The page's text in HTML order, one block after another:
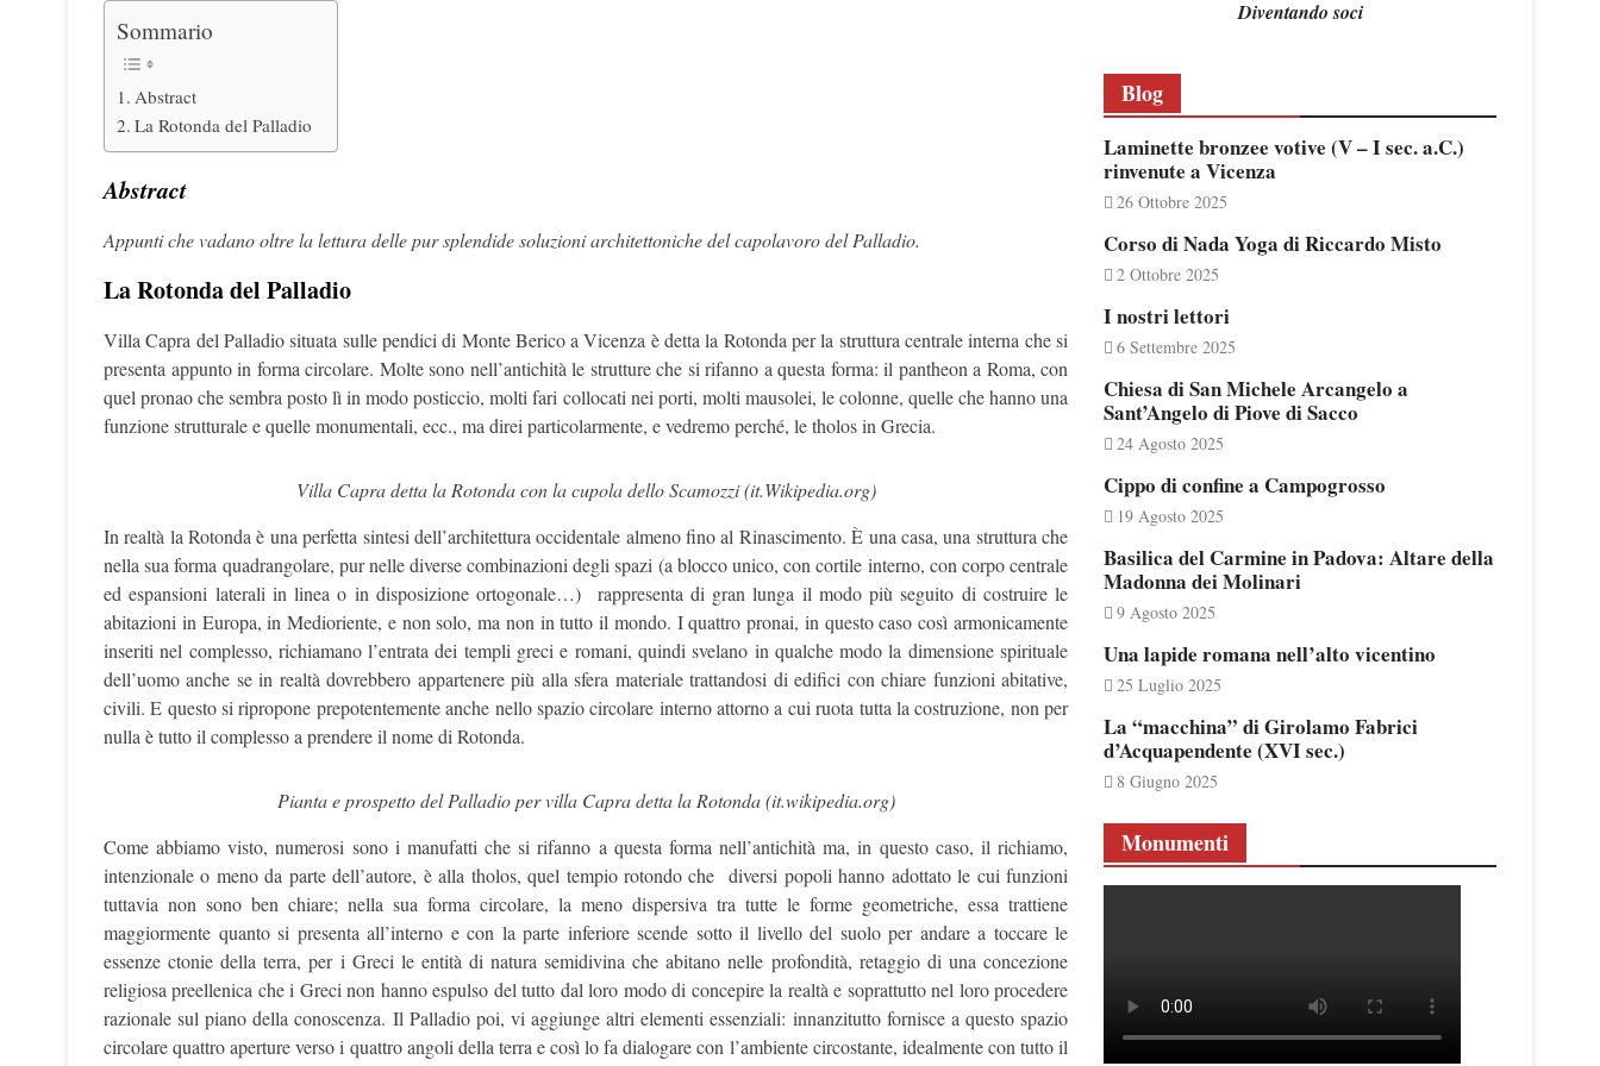
Sommario
Abstract
La Rotonda del Palladio
Abstract
Appunti che vadano oltre la lettura delle pur splendide soluzioni architettoniche del capolavoro del Palladio.
La Rotonda del Palladio
Villa Capra del Palladio situata sulle pendici di Monte Berico a Vicenza è detta la Rotonda per la struttura centrale interna che si
presenta appunto in forma circolare. Molte sono nell’antichità le strutture che si rifanno a questa forma: il pantheon a Roma, con
quel pronao che sembra posto lì in modo posticcio, molti fari collocati nei porti, molti mausolei, le colonne, quelle che hanno una
funzione strutturale e quelle monumentali, ecc., ma direi particolarmente, e vedremo perché, le tholos in Grecia.
Villa Capra detta la Rotonda con la cupola dello Scamozzi (it.Wikipedia.org)
In realtà la Rotonda è una perfetta sintesi dell’architettura occidentale almeno fino al Rinascimento. È una casa, una struttura che
nella sua forma quadrangolare, pur nelle diverse combinazioni degli spazi (a blocco unico, con cortile interno, con corpo centrale
ed espansioni laterali in linea o in disposizione ortogonale…) rappresenta di gran lunga il modo più seguito di costruire le
abitazioni in Europa, in Medioriente, e non solo, ma non in tutto il mondo. I quattro pronai, in questo caso così armonicamente
inseriti nel complesso, richiamano l’entrata dei templi greci e romani, quindi svelano in qualche modo la dimensione spirituale
dell’uomo anche se in realtà dovrebbero appartenere più alla sfera materiale trattandosi di edifici con chiare funzioni abitative,
civili. E questo si ripropone prepotentemente anche nello spazio circolare interno attorno a cui ruota tutta la costruzione, non per
nulla è tutto il complesso a prendere il nome di Rotonda.
Pianta e prospetto del Palladio per villa Capra detta la Rotonda (it.wikipedia.org)
Come abbiamo visto, numerosi sono i manufatti che si rifanno a questa forma nell’antichità ma, in questo caso, il richiamo,
intenzionale o meno da parte dell’autore, è alla tholos, quel tempio rotondo che diversi popoli hanno adottato le cui funzioni
tuttavia non sono ben chiare; nella sua forma circolare, la meno dispersiva tra tutte le forme geometriche, essa trattiene
maggiormente quanto si presenta all’interno e con la parte inferiore scende sotto il livello del suolo per andare a toccare le
essenze ctonie della terra, per i Greci le entità di natura semidivina che abitano nelle profondità, retaggio di una concezione
religiosa preellenica che i Greci non hanno espulso del tutto dal loro modo di concepire la realtà e soprattutto nel loro procedere
razionale sul piano della conoscenza. Il Palladio poi, vi aggiunge altri elementi essenziali: innanzitutto fornisce a questo spazio
circolare quattro aperture verso i quattro angoli della terra e così lo fa dialogare con l’ambiente circostante, idealmente con tutto il
Diventando soci
Blog
Laminette bronzee votive (V – I sec. a.C.)
rinvenute a Vicenza
26 Ottobre 2025
Corso di Nada Yoga di Riccardo Misto
2 Ottobre 2025
I nostri lettori
6 Settembre 2025
Chiesa di San Michele Arcangelo a
Sant’Angelo di Piove di Sacco
24 Agosto 2025
Cippo di confine a Campogrosso
19 Agosto 2025
Basilica del Carmine in Padova: Altare della
Madonna dei Molinari
9 Agosto 2025
Una lapide romana nell’alto vicentino
25 Luglio 2025
La “macchina” di Girolamo Fabrici
d’Acquapendente (XVI sec.)
8 Giugno 2025
Monumenti